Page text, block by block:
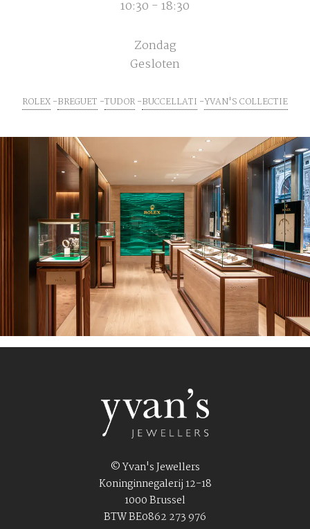
10:30 - 18:30
Zondag
Gesloten
ROLEX BREGUET TUDOR BUCCELLATI YVAN'S COLLECTIE
© Yvan's Jewellers
Koninginnegalerij 12-18
1000 Brussel
BTW BE0862 273 976